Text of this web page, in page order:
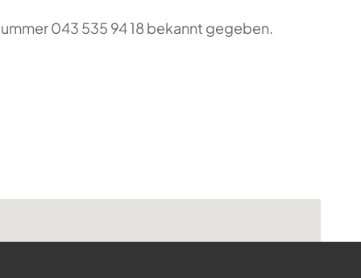
043 535 94 18 bekannt gegeben.